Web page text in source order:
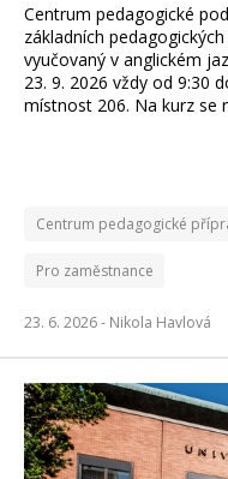
Centrum pedagogické
základních
vyučovaný v anglickém
23. 9. 2026 vždy od 9:30
místnost 206. Na kurz se
Centrum pedagogické
Pro zaměstnance
23. 6. 2026 - Nikola Havlová